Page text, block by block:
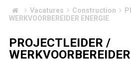
Vacatures Construction
WERKVOORBEREIDER ENERGIE
PROJECTLEIDER /